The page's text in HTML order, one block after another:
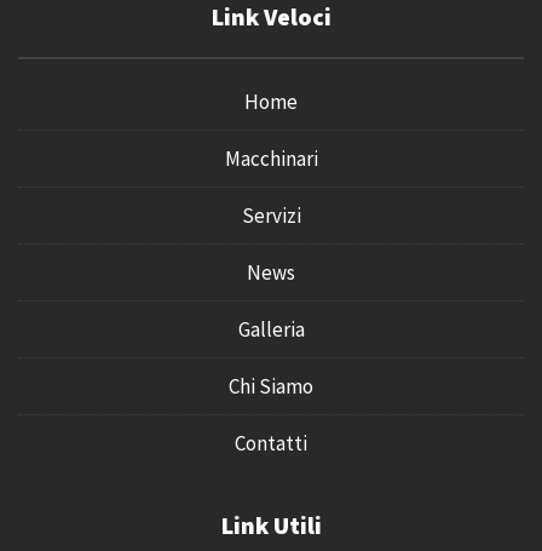
Link Veloci
Home
Macchinari
Servizi
News
Galleria
Chi Siamo
Contatti
Link Utili